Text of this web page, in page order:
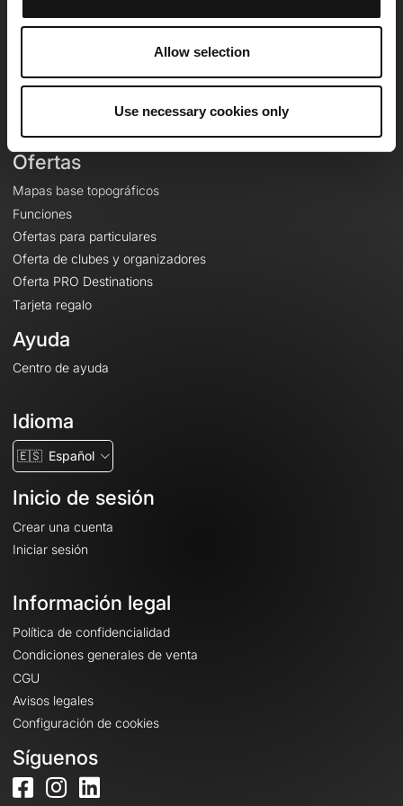
Allow selection
Use necessary cookies only
A proposito
Ofertas
Mapas base topográficos
Funciones
Ofertas para particulares
Oferta de clubes y organizadores
Oferta PRO Destinations
Tarjeta regalo
Ayuda
Centro de ayuda
Idioma
🇪🇸 Español
Inicio de sesión
Crear una cuenta
Iniciar sesión
Información legal
Política de confidencialidad
Condiciones generales de venta
CGU
Avisos legales
Configuración de cookies
Síguenos